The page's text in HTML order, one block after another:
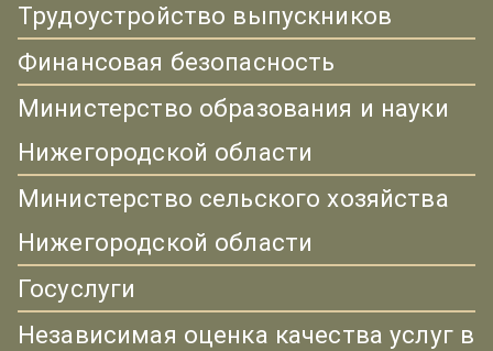
Трудоустройство выпускников
Финансовая безопасность
Министерство образования и науки
Нижегородской области
Министерство сельского хозяйства
Нижегородской области
Госуслуги
Независимая оценка качества услуг в